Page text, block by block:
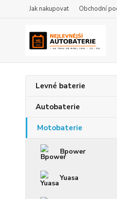
Jak nakupovat Obchodní
Levné baterie
Autobaterie
Motobaterie
Bpower
Yuasa